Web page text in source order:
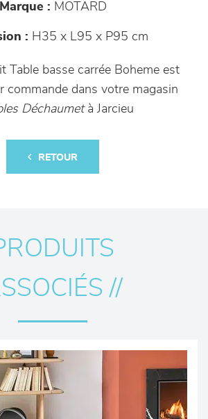
Marque : MOTARD
: H35 x L95 x P95 cm
Table basse carrée Boheme est
commande dans votre magasin
Déchaumetà Jarcieu
RETOUR
//